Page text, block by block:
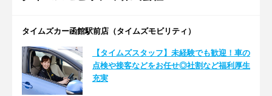
タイムズカー函館駅前店（タイムズモビリティ）
【タイムズスタッフ】未経験でも歓迎！車の
点検や接客などをお任せ◎社割など福利厚生
充実